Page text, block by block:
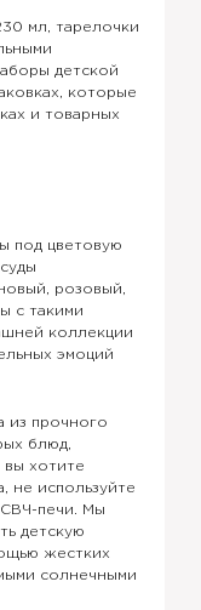
мл, тарелочки
детской
которые
и товарных
под цветовую
розовый,
с такими
коллекции
эмоций
из прочного
блюд,
вы хотите
не используйте
печи. Мы
детскую
жестких
солнечными